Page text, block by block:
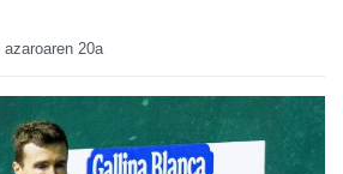
azaroaren 20a